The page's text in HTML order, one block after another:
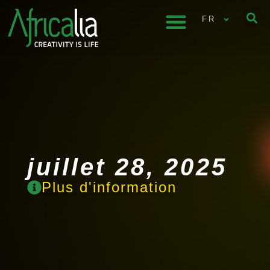
FR
juillet 28, 2025
Plus d'information